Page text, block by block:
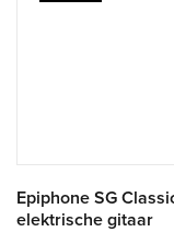
Epiphone SG
elektrische gitaar